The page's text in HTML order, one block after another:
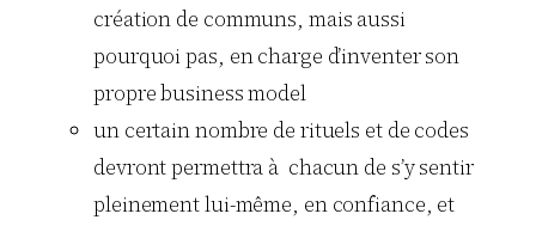
création de communs, mais aussi
pourquoi pas, en charge d’inventer son
propre business model
un certain nombre de rituels et de codes
devront permettra à chacun de s’y sentir
pleinement lui-même, en confiance, et